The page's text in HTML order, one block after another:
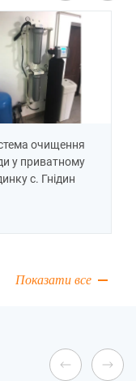
очищення
у приватному
c. Гнідин
Показати все